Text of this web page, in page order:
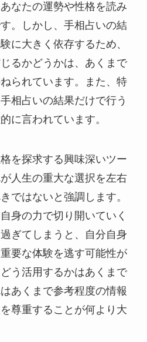
なたの運勢や性格を読み
。しかし、手相占いの結
に大きく依存するため、
るかどうかは、あくまで
られています。また、特
相占いの結果だけで行う
に言われています。
を探求する興味深いツー
人生の重大な選択を左右
ではないと強調します。
身の力で切り開いていく
ぎてしまうと、自分自身
要な体験を逃す可能性が
う活用するかはあくまで
あくまで参考程度の情報
尊重することが何より大